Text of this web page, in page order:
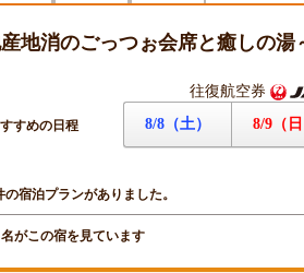
消のごっつぉ会席と癒しの湯
往復航空券
すめの日程 8/8（土） 8/9（日
の宿泊プランがありました。
名がこの宿を見ています